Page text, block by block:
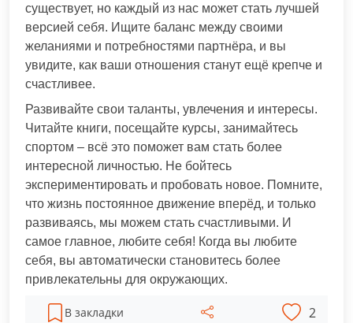
существует, но каждый из нас может стать лучшей
версией себя. Ищите баланс между своими
желаниями и потребностями партнёра, и вы
увидите, как ваши отношения станут ещё крепче и
счастливее.
Развивайте свои таланты, увлечения и интересы.
Читайте книги, посещайте курсы, занимайтесь
спортом – всё это поможет вам стать более
интересной личностью. Не бойтесь
экспериментировать и пробовать новое. Помните,
что жизнь постоянное движение вперёд, и только
развиваясь, мы можем стать счастливыми. И
самое главное, любите себя! Когда вы любите
себя, вы автоматически становитесь более
привлекательны для окружающих.
В закладки 2